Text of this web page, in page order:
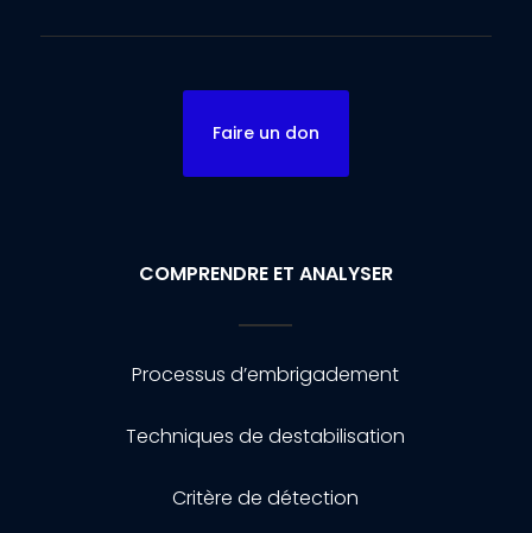
Faire un don
COMPRENDRE ET ANALYSER
Processus d’embrigadement
Techniques de destabilisation
Critère de détection